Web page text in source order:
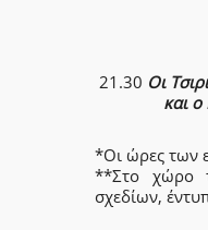
21.30 Οι
και
*Οι ώρες των
**Στο χώρο
σχεδίων,